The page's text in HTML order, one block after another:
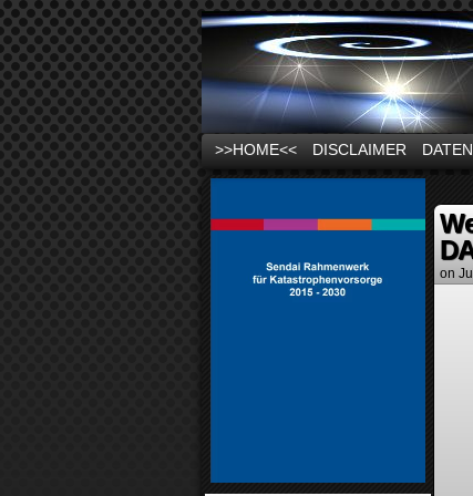
News und Infos
>>HOME<< DISCLAIMER
on